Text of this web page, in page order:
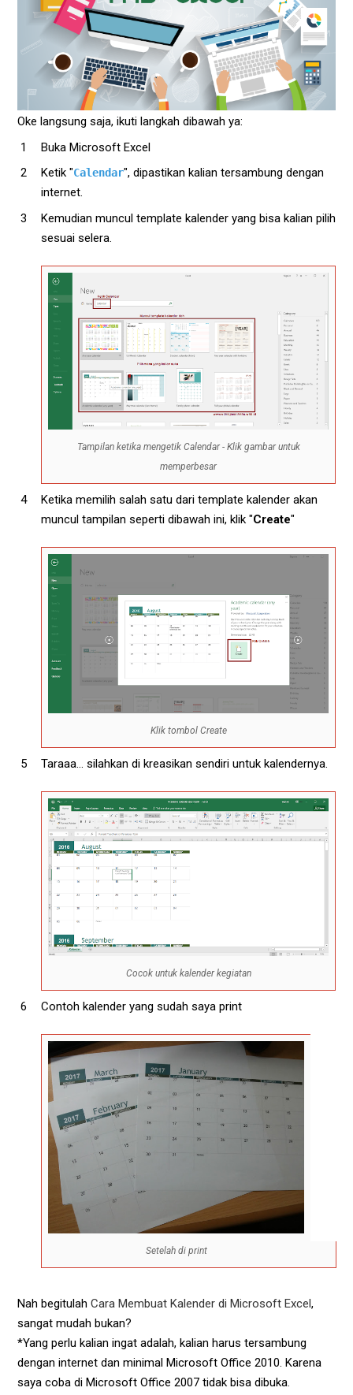
Oke langsung saja, ikuti langkah dibawah ya:
Buka Microsoft Excel
Ketik "Calendar", dipastikan kalian tersambung dengan
internet.
Kemudian muncul template kalender yang bisa kalian pilih
sesuai selera.
Tampilan ketika mengetik Calendar - Klik gambar untuk
memperbesar
Ketika memilih salah satu dari template kalender akan
muncul tampilan seperti dibawah ini, klik "Create"
Klik tombol Create
Taraaa... silahkan di kreasikan sendiri untuk kalendernya.
Cocok untuk kalender kegiatan
Contoh kalender yang sudah saya print
Setelah di print
Nah begitulah Cara Membuat Kalender di Microsoft Excel,
sangat mudah bukan?
*Yang perlu kalian ingat adalah, kalian harus tersambung
dengan internet dan minimal Microsoft Office 2010. Karena
saya coba di Microsoft Office 2007 tidak bisa dibuka.